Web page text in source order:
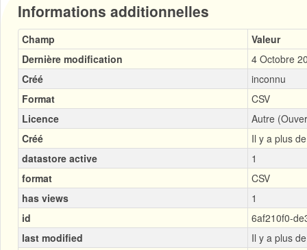
Informations additionnelles
Champ
Valeur
Dernière modification
4 Octobre
Créé
inconnu
Format
CSV
Licence
Autre
Créé
Il y a plus
datastore active
1
format
CSV
has views
1
id
6af210f0-
last modified
Il y a plus